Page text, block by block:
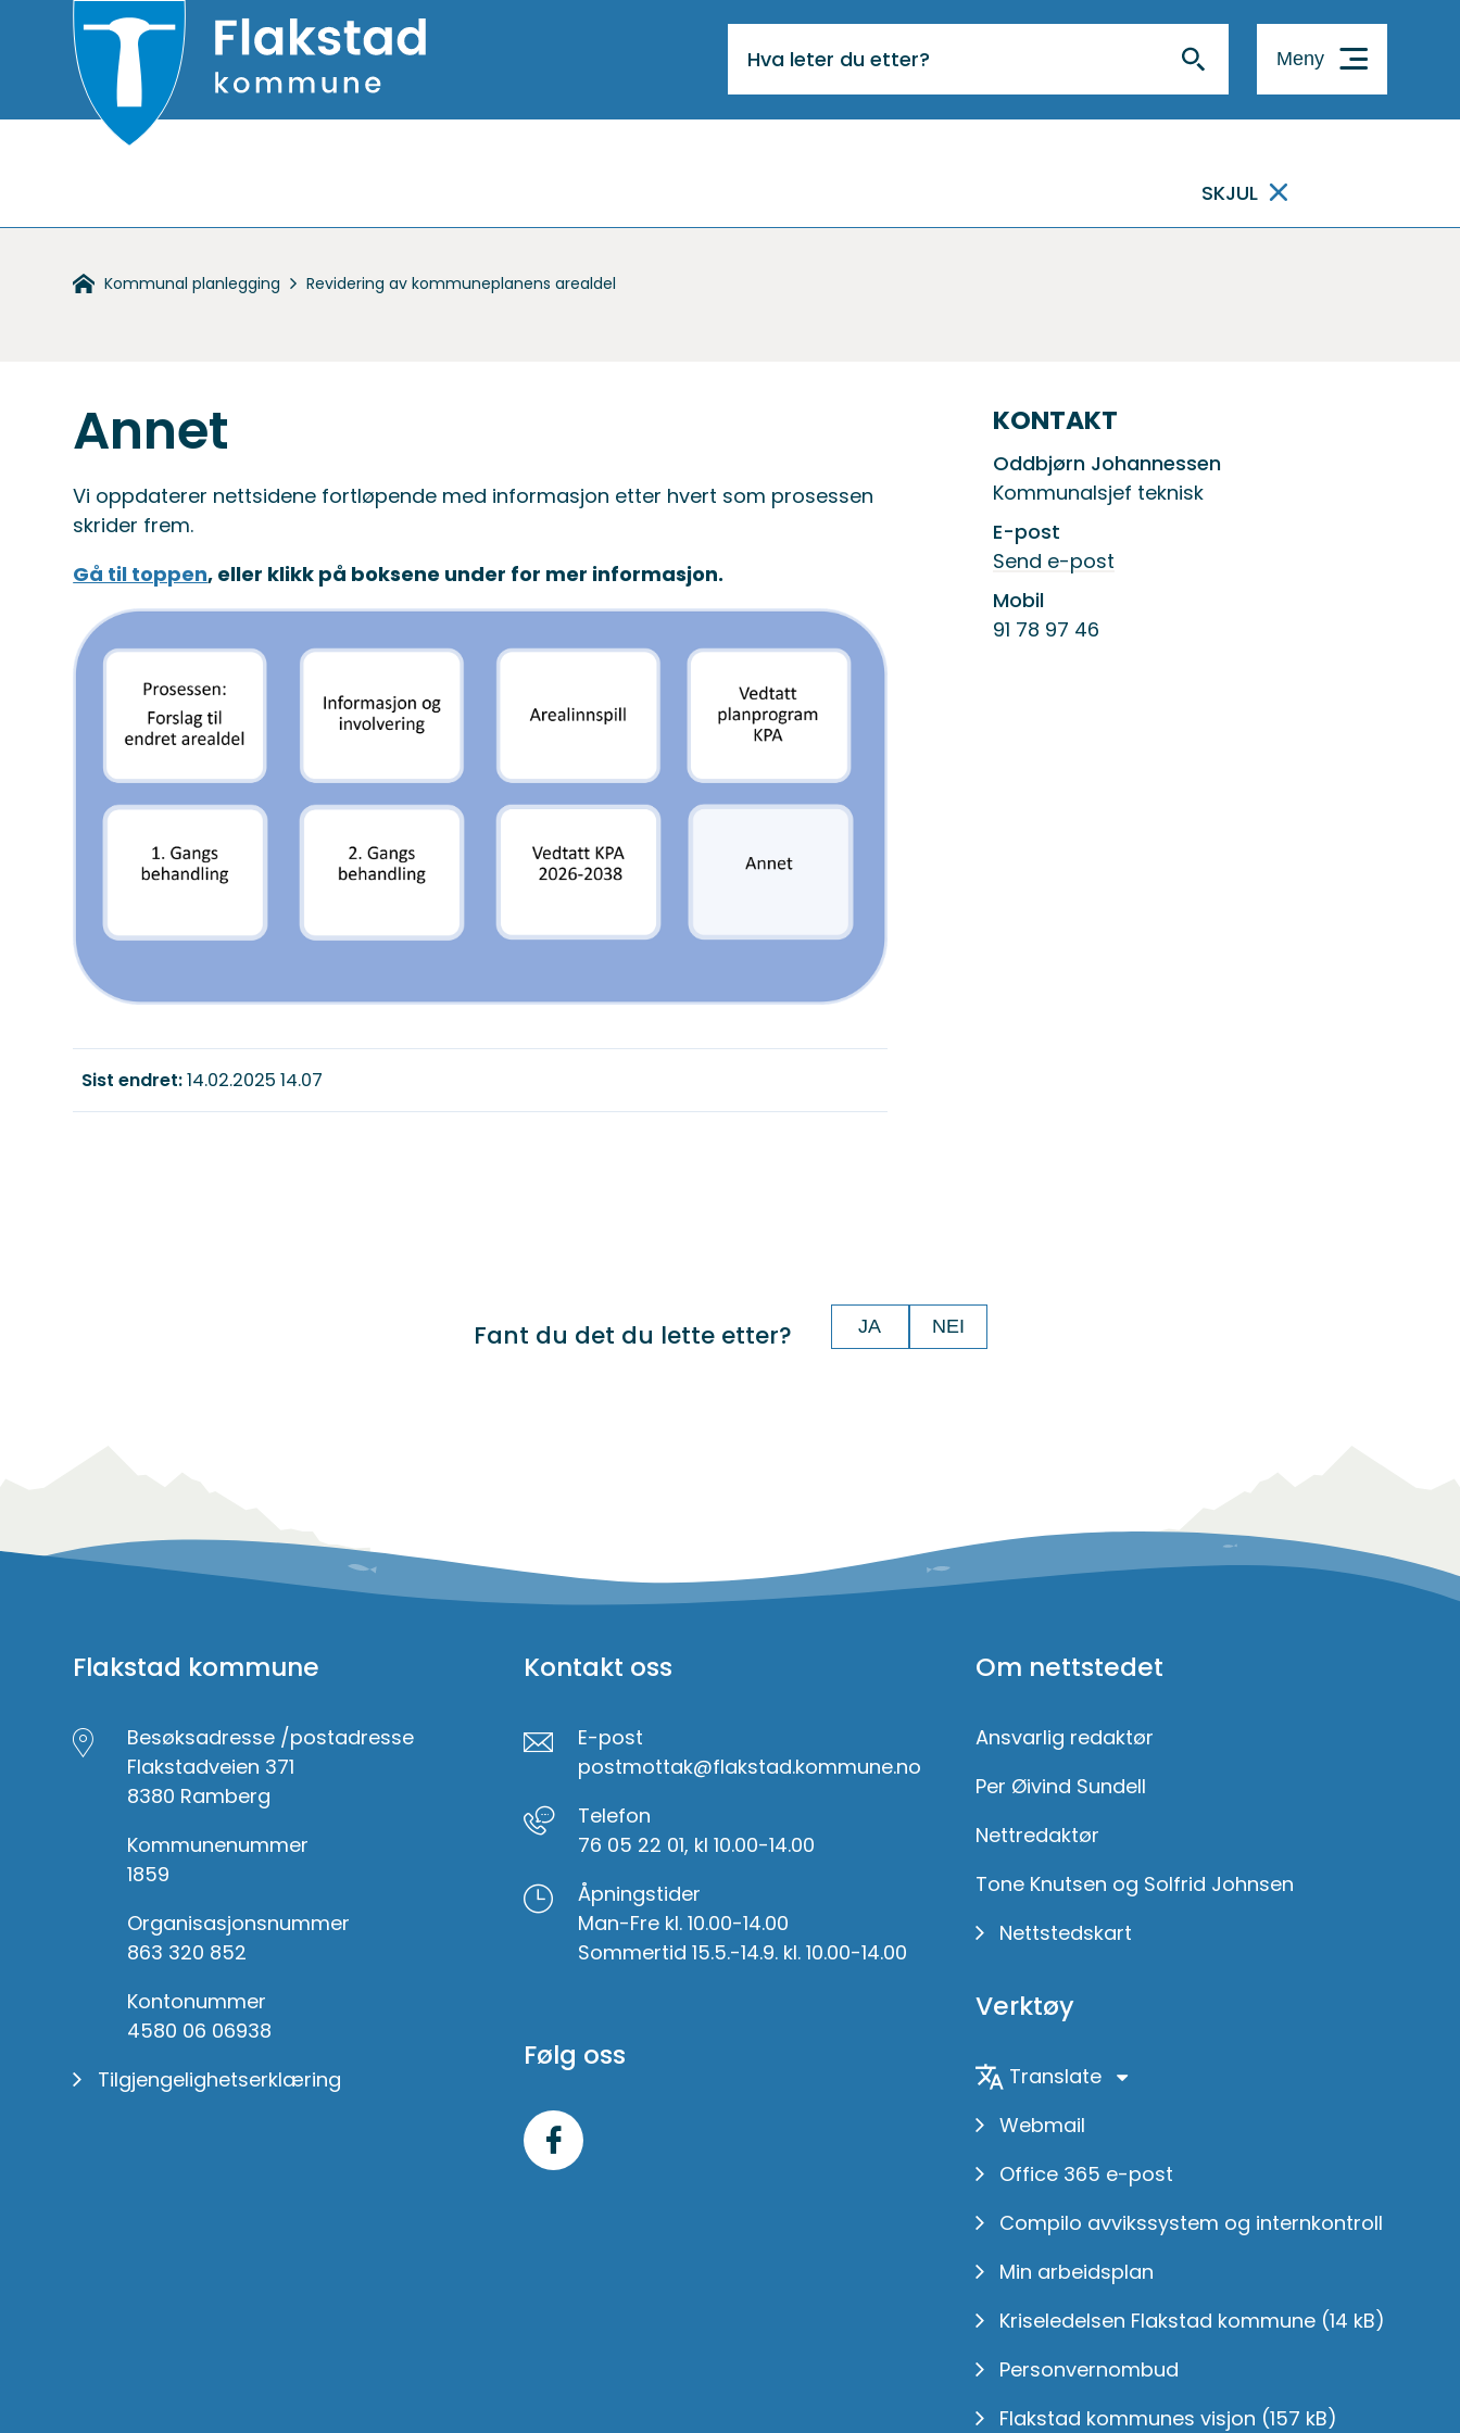
Flakstad
kommune
Meny
MELDING
SKJUL
Du Kommunal planlegging Revidering av kommuneplanens arealdel
Annet
Vi oppdaterer nettsidene fortløpende med informasjon etter hvert som prosessen
skrider frem.
Gå til toppen, eller klikk på boksene under for mer informasjon.
Sist endret 14.02.2025 14.07
KONTAKT
Oddbjørn Johannessen
Kommunalsjef teknisk
E-post
Send e-posttil
Mobil
91 78 97 46
Fant du det du lette etter? JA NEI
Flakstad kommune
Besøksadresse /postadresse
Flakstadveien 371
8380 Ramberg
Kommunenummer
1859
Organisasjonsnummer
863 320 852
Kontonummer
4580 06 06938
Tilgjengelighetserklæring
Kontakt oss
E-post
postmottak@flakstad.kommune.no
Telefon
76 05 22 01, kl 10.00-14.00
Åpningstider
Man-Fre kl. 10.00-14.00
Sommertid 15.5.-14.9. kl. 10.00-14.00
Følg oss
Om nettstedet
Ansvarlig redaktør
Per Øivind Sundell
Nettredaktør
Tone Knutsen og Solfrid Johnsen
Nettstedskart
Verktøy
Translate
Webmail
Office 365 e-post
Compilo avvikssystem og internkontroll
Min arbeidsplan
Kriseledelsen Flakstad kommune (14 kB)
Personvernombud
Flakstad kommunes visjon (157 kB)